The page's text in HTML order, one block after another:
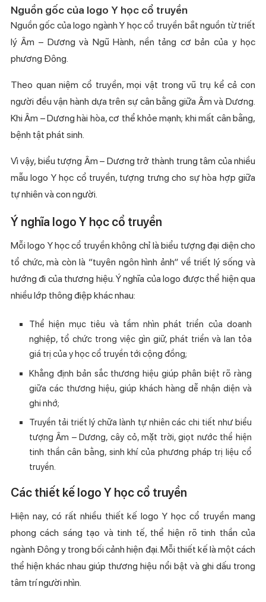
Nguồn gốc của logo Y học cổ truyền
Nguồn gốc của logo ngành Y học cổ truyền bắt nguồn từ triết
lý Âm – Dương và Ngũ Hành, nền tảng cơ bản của y học
phương Đông.
Theo quan niệm cổ truyền, mọi vật trong vũ trụ kể cả con
người đều vận hành dựa trên sự cân bằng giữa Âm và Dương.
Khi Âm – Dương hài hòa, cơ thể khỏe mạnh; khi mất cân bằng,
bệnh tật phát sinh.
Vì vậy, biểu tượng Âm – Dương trở thành trung tâm của nhiều
mẫu logo Y học cổ truyền, tượng trưng cho sự hòa hợp giữa
tự nhiên và con người.
Ý nghĩa logo Y học cổ truyền
Mỗi logo Y học cổ truyền không chỉ là biểu tượng đại diện cho
tổ chức, mà còn là “tuyên ngôn hình ảnh” về triết lý sống và
hướng đi của thương hiệu. Ý nghĩa của logo được thể hiện qua
nhiều lớp thông điệp khác nhau:
Thể hiện mục tiêu và tầm nhìn phát triển của doanh
nghiệp, tổ chức trong việc gìn giữ, phát triển và lan tỏa
giá trị của y học cổ truyền tới cộng đồng;
Khẳng định bản sắc thương hiệu giúp phân biệt rõ ràng
giữa các thương hiệu, giúp khách hàng dễ nhận diện và
ghi nhớ;
Truyền tải triết lý chữa lành tự nhiên các chi tiết như biểu
tượng Âm – Dương, cây cỏ, mặt trời, giọt nước thể hiện
tinh thần cân bằng, sinh khí của phương pháp trị liệu cổ
truyền.
Các thiết kế logo Y học cổ truyền
Hiện nay, có rất nhiều thiết kế logo Y học cổ truyền mang
phong cách sáng tạo và tinh tế, thể hiện rõ tinh thần của
ngành Đông y trong bối cảnh hiện đại. Mỗi thiết kế là một cách
thể hiện khác nhau giúp thương hiệu nổi bật và ghi dấu trong
tâm trí người nhìn.